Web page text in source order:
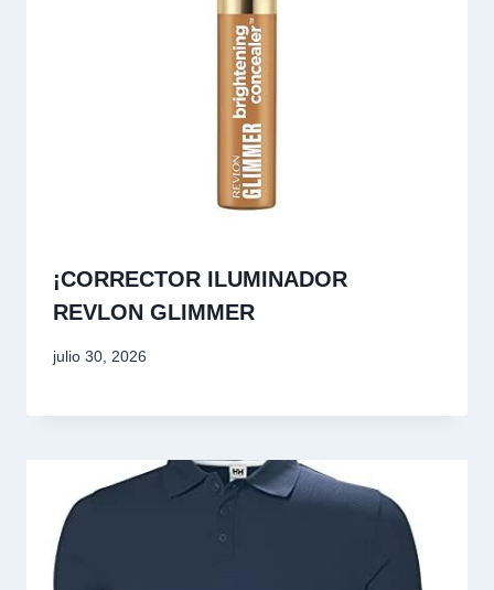
¡CORRECTOR ILUMINADOR
REVLON GLIMMER
julio 30, 2026